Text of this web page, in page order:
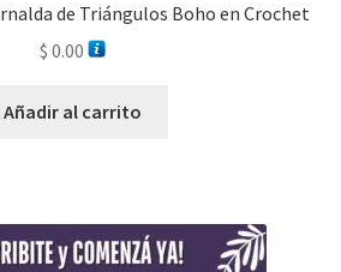
de Triángulos Boho en Crochet
$ 0.00
Añadir al carrito